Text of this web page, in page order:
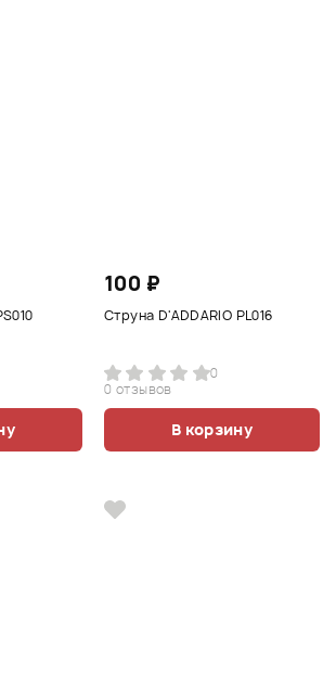
100 ₽
Струна D'ADDARIO PL016
0
0 отзывов
В корзину